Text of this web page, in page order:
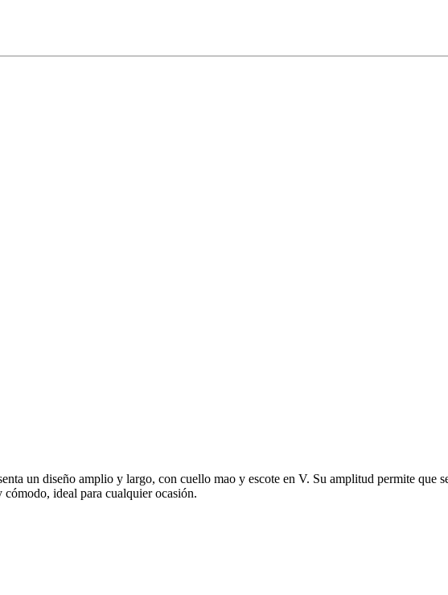
un diseño amplio y largo, con cuello mao y escote en V. Su amplitud permite que
ideal para cualquier ocasión.